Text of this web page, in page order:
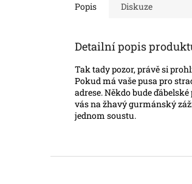
Popis Diskuze
Detailní popis
Tak tady pozor, právě si
Pokud má vaše pusa pro
adrese. Někdo bude
vás na žhavý gurmánský
jednom soustu.